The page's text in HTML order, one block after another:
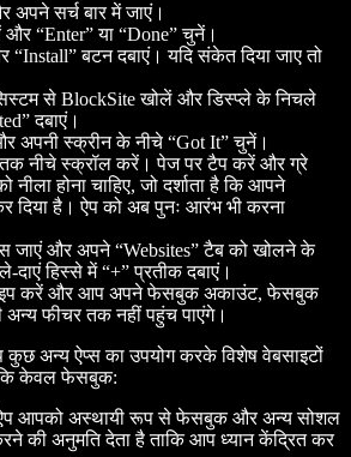
अपने सर्च बार में जाएं।
“Enter” या “Done” चुनें।
बटन दबाएं। यदि संकेत दिया जाए तो
से BlockSite खोलें और डिस्प्ले के निचले
दबाएं।
अपनी स्क्रीन के नीचे “Got It” चुनें।
नीचे स्क्रॉल करें। पेज पर टैप करें और ग्रे
नीला होना चाहिए, जो दर्शाता है कि आपने
दिया है। ऐप को अब पुनः आरंभ भी करना
जाएं और अपने “Websites” टैब को खोलने के
दाएं हिस्से में “+” प्रतीक दबाएं।
करें और आप अपने फेसबुक अकाउंट, फेसबुक
अन्य फीचर तक नहीं पहुंच पाएंगे।
अन्य ऐप्स का उपयोग करके विशेष वेबसाइटों
केवल फेसबुक:
आपको अस्थायी रूप से फेसबुक और अन्य सोशल
की अनुमति देता है ताकि आप ध्यान केंद्रित कर